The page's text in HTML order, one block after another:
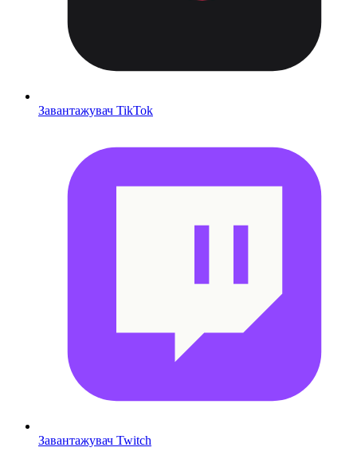
Завантажувач TikTok
Завантажувач Twitch